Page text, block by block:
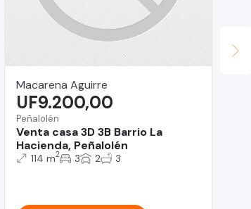
Macarena Aguirre
Peñalolén
Venta casa 3D 3B Barrio La
Hacienda, Peñalolén
UF9.200,00
114 m2 3 2 3